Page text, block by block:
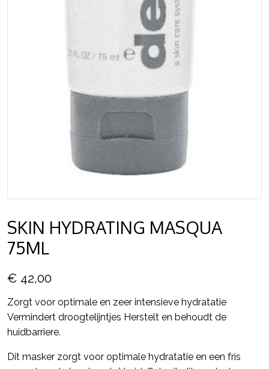
SKIN HYDRATING MASQUA
75ML
€ 42,00
Zorgt voor optimale en zeer intensieve hydratatie
Vermindert droogtelijntjes Herstelt en behoudt de
huidbarriere.
Dit masker zorgt voor optimale hydratatie en een fris